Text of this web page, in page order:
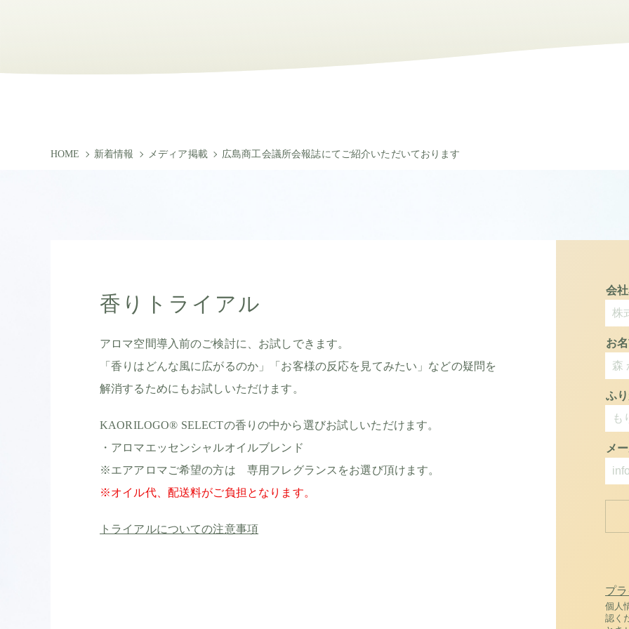
HOME 新着情報 メディア掲載 広島商工会議所会報誌にてご紹介いただいております
香りトライアル
アロマ空間導入前のご検討に、お試しできます。
「香りはどんな風に広がるのか」「お客様の反応を見てみたい」などの疑問を
解消するためにもお試しいただけます。
KAORILOGO® SELECTの香りの中から選びお試しいただけます。
・アロマエッセンシャルオイルブレンド
※エアアロマご希望の方は 専用フレグランスをお選び頂けます。
※オイル代、配送料がご負担となります。
トライアルについての注意事項
会
お
ふ
メ
プ
個人
認く